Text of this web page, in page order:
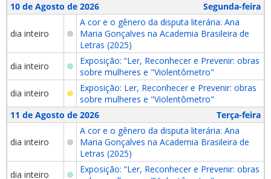
10 de Agosto de 2026
Segunda-feira
dia inteiro
A cor e o gênero da disputa literária: Ana
Maria Gonçalves na Academia Brasileira de
Letras (2025)
dia inteiro
Exposição: “Ler, Reconhecer e Prevenir: obras
sobre mulheres e "Violentômetro"
dia inteiro
Exposição: Ler, Reconhecer e Prevenir: obras
sobre mulheres e "Violentômetro"
11 de Agosto de 2026
Terça-feira
dia inteiro
A cor e o gênero da disputa literária: Ana
Maria Gonçalves na Academia Brasileira de
Letras (2025)
dia inteiro
Exposição: “Ler, Reconhecer e Prevenir: obras